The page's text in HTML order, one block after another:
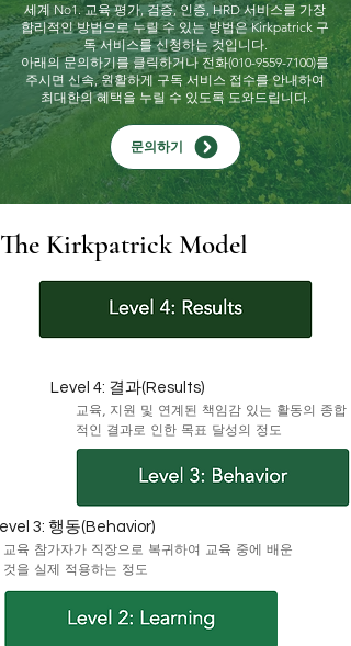
세계 No1. 교육 평가, 검증, 인증, HRD 서비스를 가장
합리적인 방법으로 누릴 수 있는 방법은 Kirkpatrick 구
독 서비스를 신청하는 것입니다.
아래의 문의하기를 클릭하거나 전화(010-9559-7100)를
주시면 신속, 원활하게 구독 서비스 접수를 안내하여
최대한의 혜택을 누릴 수 있도록 도와드립니다.
문의하기
The Kirkpatrick Model
Level 4: 결과(Results)
교육, 지원 및 연계된 책임감 있는 활동의 종합
적인 결과로 인한 목표 달성의 정도
3: 행동(Behavior)
교육 참가자가 직장으로 복귀하여 교육 중에 배운
것을 실제 적용하는 정도